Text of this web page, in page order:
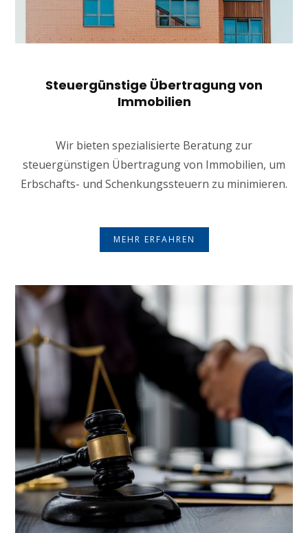
Steuergünstige Übertragung von
Immobilien
Wir bieten spezialisierte Beratung zur
steuergünstigen Übertragung von Immobilien, um
Erbschafts- und Schenkungssteuern zu minimieren.
MEHR ERFAHREN